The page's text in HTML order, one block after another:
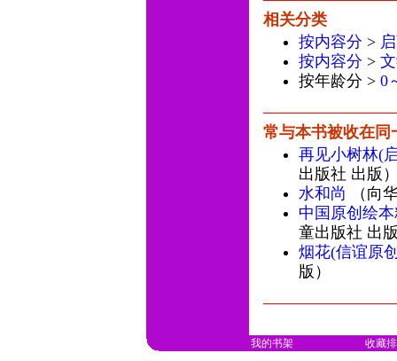
相关分类
按内容分 >
按内容分 >
按年龄分 > 0
常与本书被收在同
再见小树林(
出版社 出版
水和尚 （向
中国原创绘
童出版社 出
烟花(信谊原
版）
我的书架 收藏